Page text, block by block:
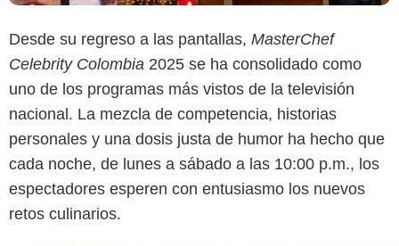
Desde su regreso a las pantallas, MasterChef
Celebrity Colombia 2025 se ha consolidado como
uno de los programas más vistos de la televisión
nacional. La mezcla de competencia, historias
personales y una dosis justa de humor ha hecho que
cada noche, de lunes a sábado a las 10:00 p.m., los
espectadores esperen con entusiasmo los nuevos
retos culinarios.
Canal RCN